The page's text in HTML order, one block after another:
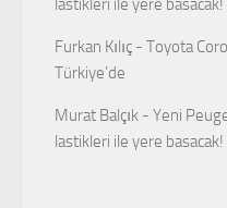
lastikleri ile yere basacak!
Furkan Kılıç - Toyota
Türkiye’de
Murat Balçık - Yeni
lastikleri ile yere basacak!